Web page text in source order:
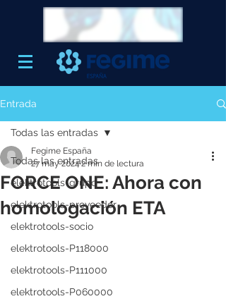
Entrada
Todas las entradas
elektrotools-grupo
elektrotools-proveedor
elektrotools-socio
elektrotools-P118000
elektrotools-P111000
elektrotools-P060000
Todas las entradas
FORCE ONE: Ahora con
homologación ETA
Fegime España
27 may 20242 min de lectura